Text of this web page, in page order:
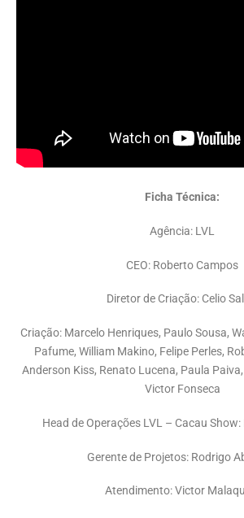
Ficha Técnica:
Agência: LVL
CEO: Roberto Campos
Diretor de Criação: Celio
Criação: Marcelo Henriques, Paulo Sousa,
Pafume, William Makino, Felipe Perles,
Anderson Kiss, Renato Lucena, Paula
Victor Fonseca
Head de Operações LVL – Cacau
Gerente de Projetos: Rodrigo
Atendimento: Victor